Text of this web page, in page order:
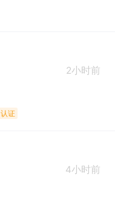
2小时前
认证
4小时前